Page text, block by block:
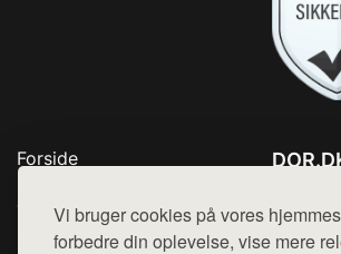
Vi bruger cookies på vores
forbedre din oplevelse, vise mere
Forside
Top Rabatter
Kontakt
Mail: